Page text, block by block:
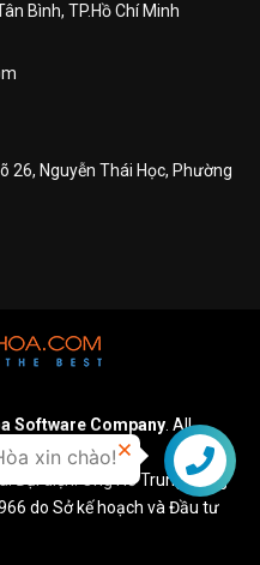
Bình, TP.Hồ Chí Minh
26, Nguyễn Thái Học, Phường
Software Company. All
Đại diện: Ông Hồ Trung Dũng
do Sở kế hoạch và Đầu tư
Liên hệ
xin chào!